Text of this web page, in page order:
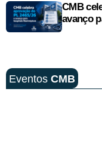
CMB
avanço
Eventos CMB